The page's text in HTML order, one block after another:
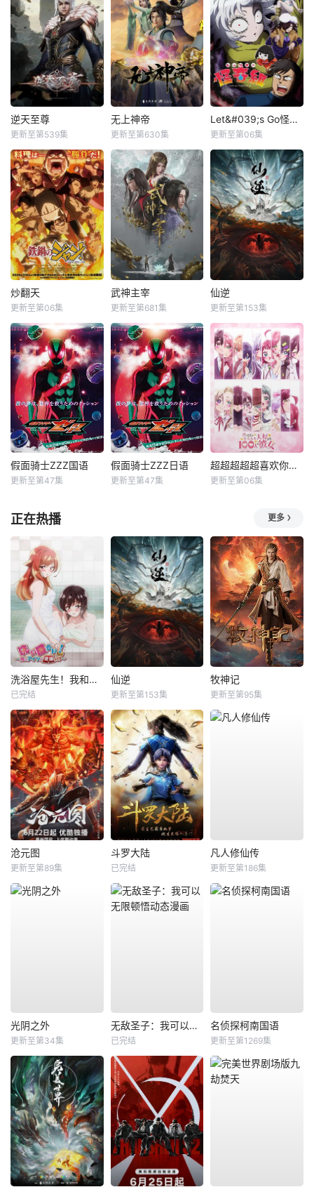
逆天至尊
更新至第539集
无上神帝
更新至第630集
Let&#039;s Go怪奇组
更新至第06集
炒翻天
更新至第06集
武神主宰
更新至第681集
仙逆
更新至第153集
假面骑士ZZZ国语
更新至第47集
假面骑士ZZZ日语
更新至第47集
超超超超超喜欢你的100个女朋友第三季
更新至第06集
正在热播 更多
洗浴屋先生！我和那家伙在女浴池！？
已完结
仙逆
更新至第153集
牧神记
更新至第95集
沧元图
更新至第89集
斗罗大陆
已完结
凡人修仙传
更新至第186集
光阴之外
更新至第34集
无敌圣子：我可以无限顿悟动态漫画
已完结
名侦探柯南国语
更新至第1269集